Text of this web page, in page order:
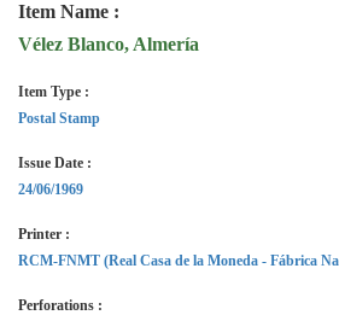
Item Name :
Vélez Blanco, Almería
Item Type :
Postal Stamp
Issue Date :
24/06/1969
Printer :
RCM-FNMT (Real Casa de la Moneda - Fábrica
Perforations :